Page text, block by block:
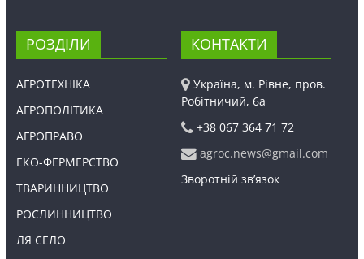
РОЗДІЛИ
АГРОТЕХНІКА
АГРОПОЛІТИКА
АГРОПРАВО
ЕКО-ФЕРМЕРСТВО
ТВАРИННИЦТВО
РОСЛИННИЦТВО
ЛЯ СЕЛО
КОНТАКТИ
Україна, м. Рівне, пров.
Робітничий, 6а
+38 067 364 71 72
agroc.news@gmail.com
Зворотній зв’язок